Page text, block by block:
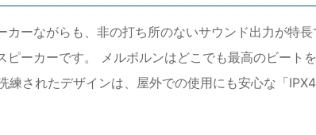
ーながらも、非の打ち所のないサウンド出力が特
ーカーです。 メルボルンはどこでも最高のビート
されたデザインは、屋外での使用にも安心な「